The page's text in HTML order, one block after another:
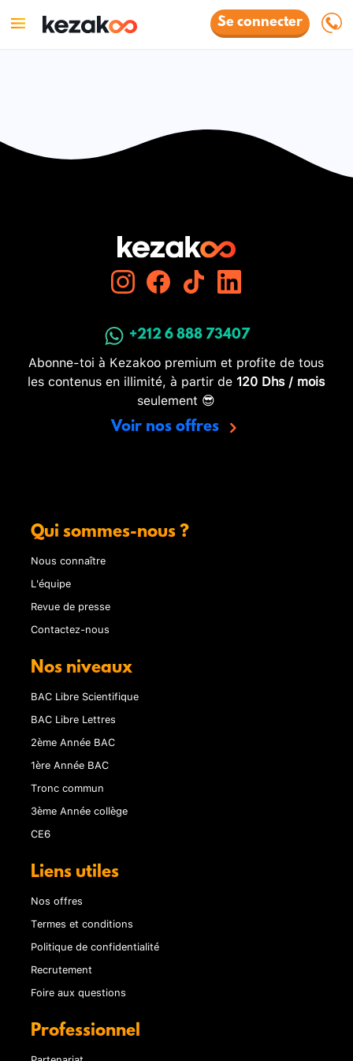
Se connecter
+212 6 888 73407
Abonne-toi à Kezakoo premium et profite de tous
les contenus en illimité, à partir de 120 Dhs / mois
seulement 😎
Voir nos offres
Qui sommes-nous ?
Nous connaître
L'équipe
Revue de presse
Contactez-nous
Nos niveaux
BAC Libre Scientifique
BAC Libre Lettres
2ème Année BAC
1ère Année BAC
Tronc commun
3ème Année collège
CE6
Liens utiles
Nos offres
Termes et conditions
Politique de confidentialité
Recrutement
Foire aux questions
Professionnel